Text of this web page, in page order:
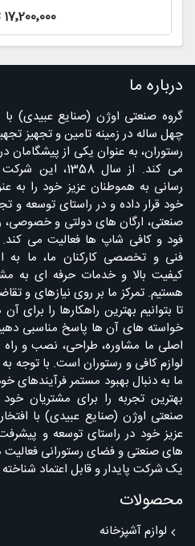
15٬800٬000 تومان
درباره ما
گروه صنعتی اوژن (صنایع عبیدی)
چهل ساله در زمینه تامین و تجهیز
رستوران، به عنوان یکی از پیشگامان
می کند. از سال
رسانی به هموطنان عزیز خود را به
خود قرار داده و در راستای توسعه و
صنعتی، ارگان های دولتی و
فود و کافی شاپ ها فعالیت می
فنی و تخصصی کارکنان ما، ما به
کیفیت بالا و خدمات حرفه ای به
هستیم. تمرکز ما بر روی نیازهای و
تا بتوانیم بهترین راهکارها را برای
خواسته های آن ها پاسخ مناسبی
اصلی ما مشاوره، طراحی، نصب و راه
لوازم کافی و رستوران است. با توجه به
ما به دنبال بهبود مستمر فرآیندهای
بهترین تجربه را برای مشتریان
صنعتی اوژن (صنایع عبیدی) با
عزیز خود در راستای توسعه و
های صنعتی و فضای رستورانی فعالیت
یک شرکت پایدار و قابل اعتماد
محصولات
لوازم آشپزخانه